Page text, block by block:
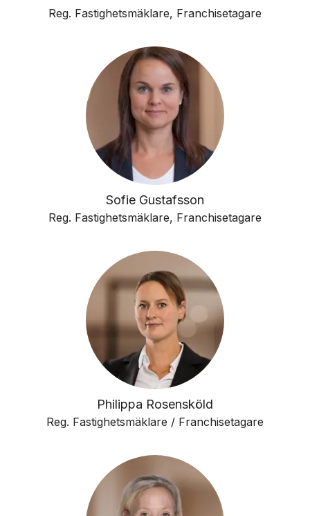
Reg. Fastighetsmäklare, Franchisetagare
Sofie Gustafsson
Reg. Fastighetsmäklare, Franchisetagare
Philippa Rosensköld
Reg. Fastighetsmäklare / Franchisetagare